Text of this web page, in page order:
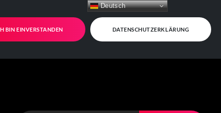
BIN EINVERSTANDEN DATENSCHUTZERKLÄRUNG
Deutsch